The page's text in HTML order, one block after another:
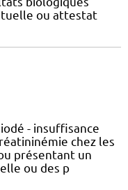
ou attestat
- insuffisance
chez les
présentant un
ou des p